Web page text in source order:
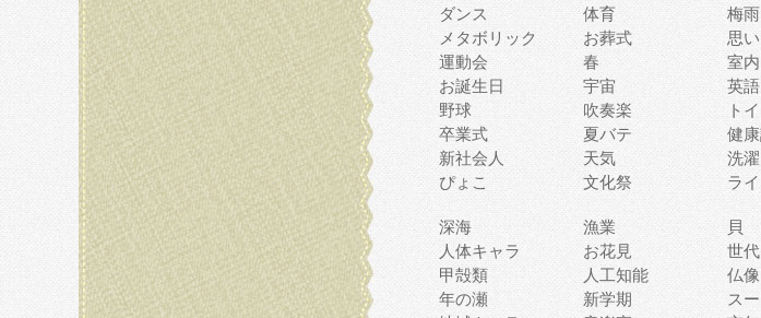
ダンス
体育 梅雨
メタボリック
お葬式 思
運動会
春 室内
お誕生日
宇宙 英語
野球
吹奏楽 ト
卒業式
夏バテ 健
新社会人
天気 洗濯
ぴょこ
文化祭 ラ
深海
漁業 貝
人体キャラ
お花見 世代
甲殻類
人工知能 仏像
年の瀬
新学期 ス